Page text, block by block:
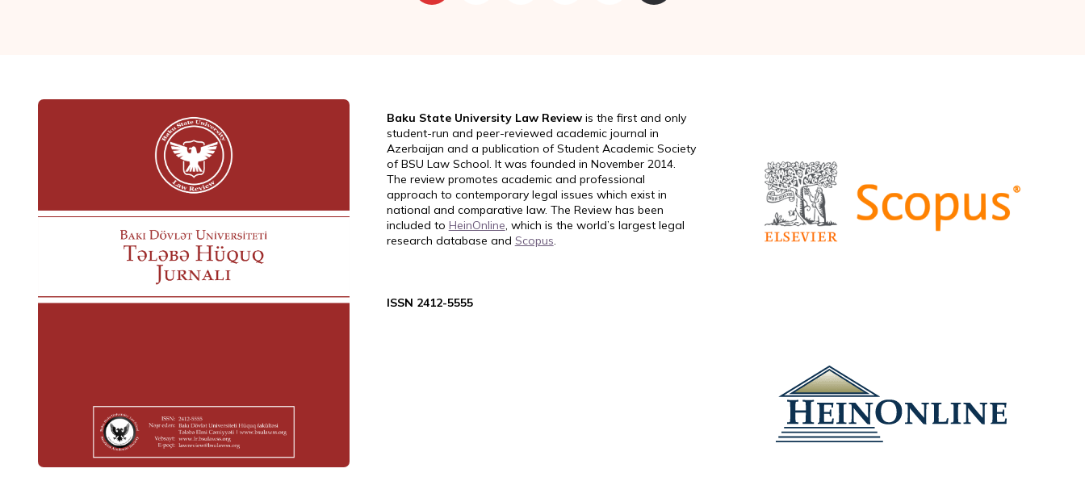
Baku State University Law Reviewis the first and only
student-run and peer-reviewed academic journal in
Azerbaijan and a publication of Student Academic Society
of BSU Law School. It was founded in November 2014.
The review promotes academic and professional
approach to contemporary legal issues which exist in
national and comparative law. The Review has been
included to HeinOnline , which is the world’s largest legal
research database and Scopus
ISSN 2412-5555